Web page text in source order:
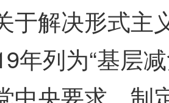
于解决形式主
年列为“基层
中央要求，制